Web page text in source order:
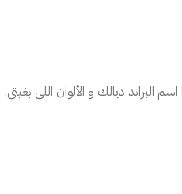
البراند ديالك و الألوان اللي بغيتي.